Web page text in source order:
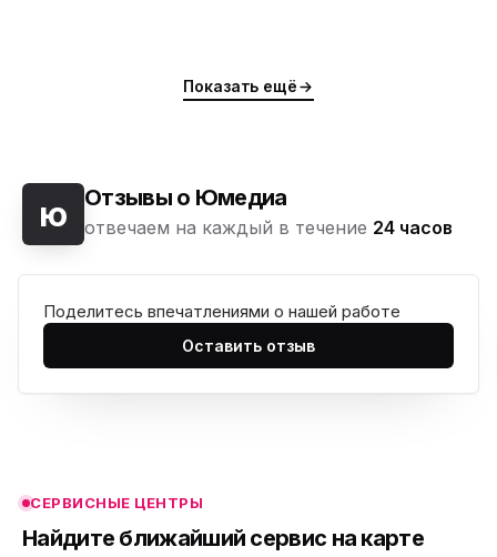
Показать ещё
ю Отзывы о Юмедиа
отвечаем на каждый в течение 24 часов
Поделитесь впечатлениями о нашей работе
Оставить отзыв
СЕРВИСНЫЕ ЦЕНТРЫ
Найдите ближайший сервис на карте
ю